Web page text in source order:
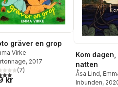
gräver en grop
Virke
, 2017
utav 5 stjärnor. Totalt antal röster:
(7)
kr
Kom dagen,
natten
Åsa Lind,
Inbunden,